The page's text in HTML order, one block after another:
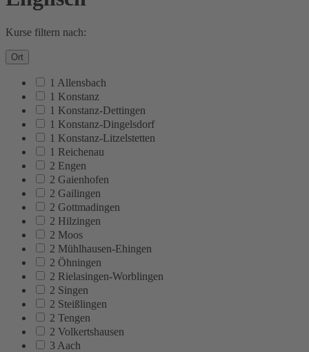
Kurse filtern nach:
Ort
1 Allensbach
1 Konstanz
1 Konstanz-Dettingen
1 Konstanz-Dingelsdorf
1 Konstanz-Litzelstetten
1 Reichenau
2 Engen
2 Gaienhofen
2 Gailingen
2 Gottmadingen
2 Hilzingen
2 Moos
2 Mühlhausen-Ehingen
2 Öhningen
2 Rielasingen-Worblingen
2 Singen
2 Steißlingen
2 Tengen
2 Volkertshausen
3 Aach